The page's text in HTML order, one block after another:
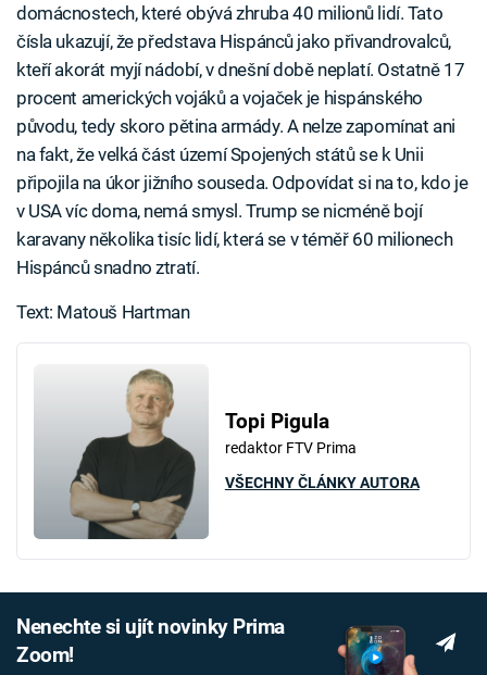
domácnostech, které obývá zhruba 40 milionů lidí. Tato
čísla ukazují, že představa Hispánců jako přivandrovalců,
kteří akorát myjí nádobí, v dnešní době neplatí. Ostatně 17
procent amerických vojáků a vojaček je hispánského
původu, tedy skoro pětina armády. A nelze zapomínat ani
na fakt, že velká část území Spojených států se k Unii
připojila na úkor jižního souseda. Odpovídat si na to, kdo je
v USA víc doma, nemá smysl. Trump se nicméně bojí
karavany několika tisíc lidí, která se v téměř 60 milionech
Hispánců snadno ztratí.
Text: Matouš Hartman
Topi Pigula
redaktor FTV Prima
VŠECHNY ČLÁNKY AUTORA
Nenechte si ujít novinky Prima
Zoom!